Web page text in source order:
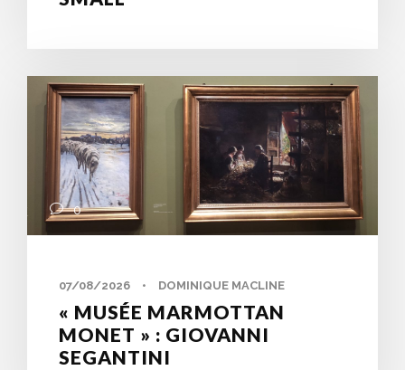
0
07/08/2026 • DOMINIQUE MACLINE
« MUSÉE MARMOTTAN
MONET » : GIOVANNI
SEGANTINI